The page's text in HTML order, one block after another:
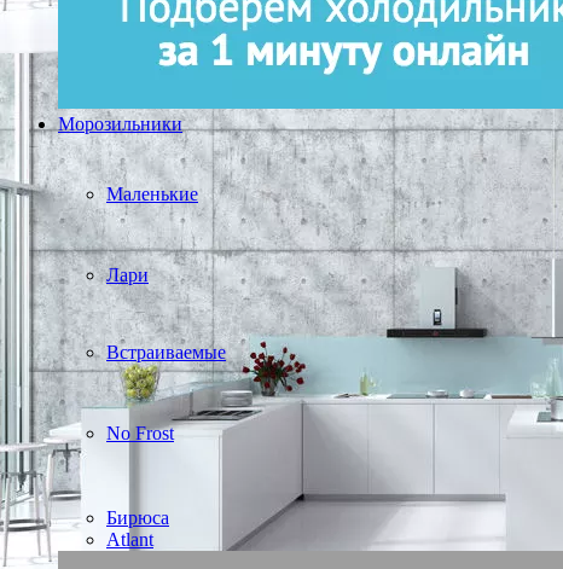
Морозильники
Маленькие
Лари
Встраиваемые
No Frost
Бирюса
Atlant